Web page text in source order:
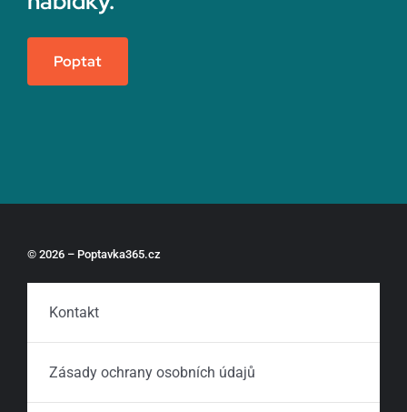
Poptat
© 2026 – Poptavka365.cz
Kontakt
Zásady ochrany osobních údajů